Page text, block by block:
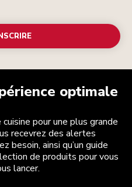
optimale
pour une plus grande
recevrez des alertes
besoin, ainsi qu’un guide
de produits pour vous
lancer.